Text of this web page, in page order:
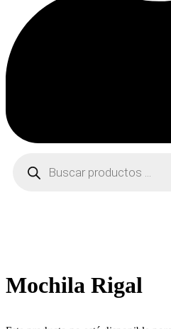
productos
Mochila Rigal